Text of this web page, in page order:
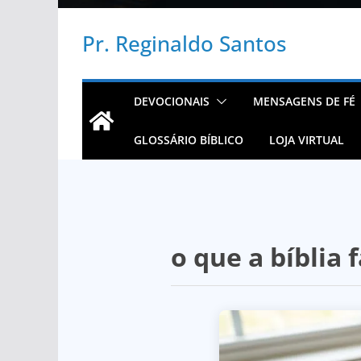
Pr. Reginaldo Santos
DEVOCIONAIS MENSAGENS DE FÉ
GLOSSÁRIO BÍBLICO LOJA VIRTUAL
o que a bíblia